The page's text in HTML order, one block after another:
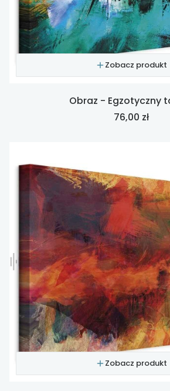
Zobacz produkt
Obraz - Egzotyczny
Cena
76,00 zł
Zobacz produkt